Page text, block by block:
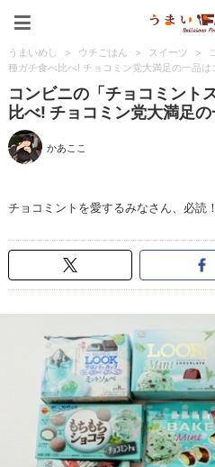
うまいめし > ウチごはん > スイーツ >
種ガチ食べ比べ! チョコミン党大満足の一品は
コンビニの「チョコミント
比べ! チョコミン党大満足
かあここ
チョコミントを愛するみなさん、必読